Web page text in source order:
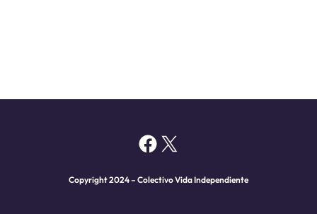
Facebook
X
Copyright 2024 – Colectivo Vida Independiente